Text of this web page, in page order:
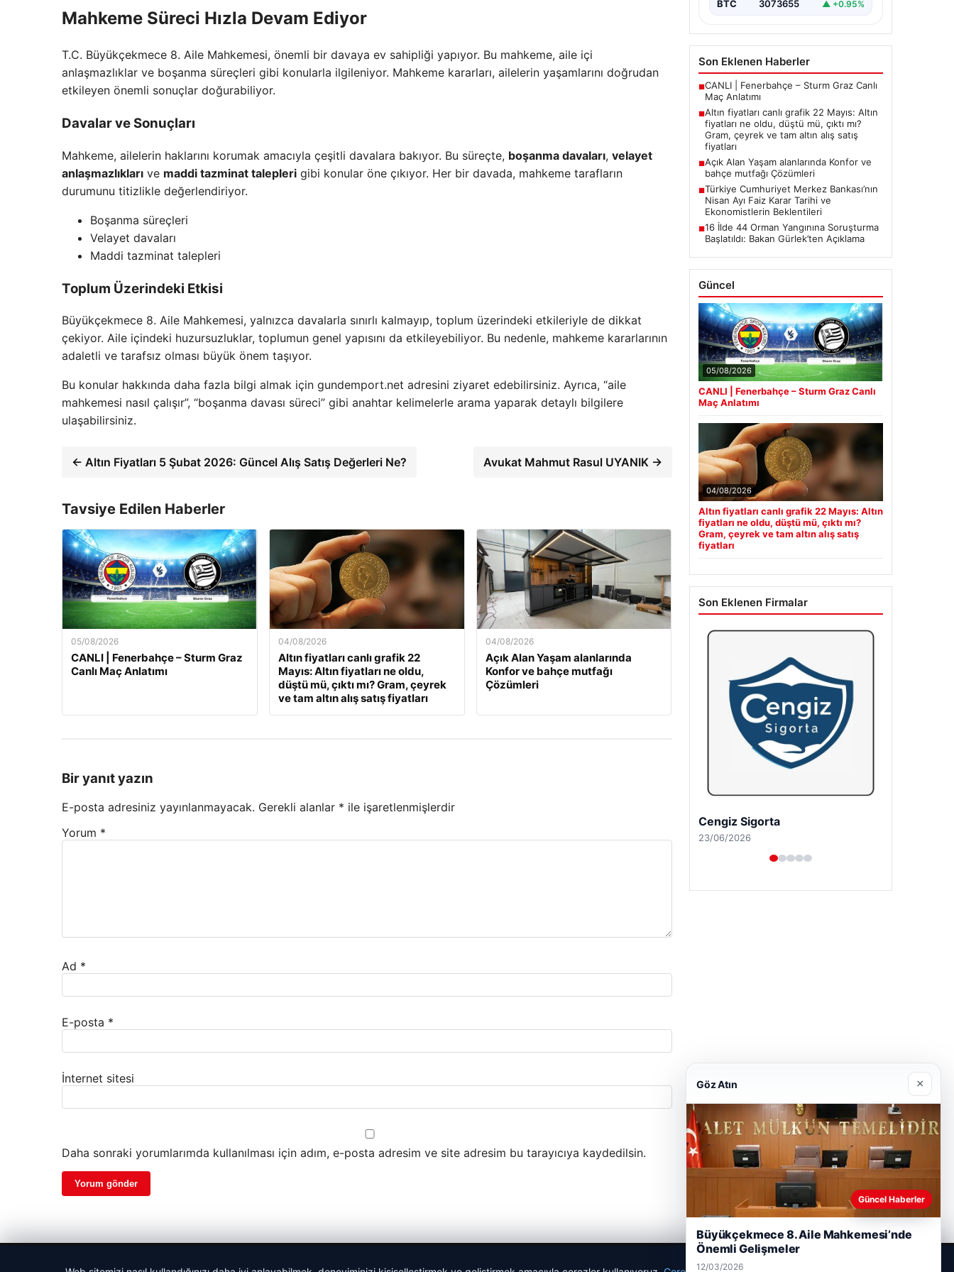
Mahkeme Süreci Hızla Devam Ediyor
T.C. Büyükçekmece 8. Aile Mahkemesi, önemli bir davaya ev sahipliği yapıyor. Bu mahkeme, aile içi
anlaşmazlıklar ve boşanma süreçleri gibi konularla ilgileniyor. Mahkeme kararları, ailelerin yaşamlarını doğrudan
etkileyen önemli sonuçlar doğurabiliyor.
Davalar ve Sonuçları
Mahkeme, ailelerin haklarını korumak amacıyla çeşitli davalara bakıyor. Bu süreçte, boşanma davaları, velayet
anlaşmazlıkları ve maddi tazminat talepleri gibi konular öne çıkıyor. Her bir davada, mahkeme tarafların
durumunu titizlikle değerlendiriyor.
Boşanma süreçleri
Velayet davaları
Maddi tazminat talepleri
Toplum Üzerindeki Etkisi
Büyükçekmece 8. Aile Mahkemesi, yalnızca davalarla sınırlı kalmayıp, toplum üzerindeki etkileriyle de dikkat
çekiyor. Aile içindeki huzursuzluklar, toplumun genel yapısını da etkileyebiliyor. Bu nedenle, mahkeme kararlarının
adaletli ve tarafsız olması büyük önem taşıyor.
Bu konular hakkında daha fazla bilgi almak için gundemport.net adresini ziyaret edebilirsiniz. Ayrıca, “aile
mahkemesi nasıl çalışır”, “boşanma davası süreci” gibi anahtar kelimelerle arama yaparak detaylı bilgilere
ulaşabilirsiniz.
← Altın Fiyatları 5 Şubat 2026: Güncel Alış Satış Değerleri Ne? Avukat Mahmut Rasul UYANIK →
Tavsiye Edilen Haberler
05/08/2026
CANLI | Fenerbahçe – Sturm Graz
Canlı Maç Anlatımı
04/08/2026
Altın fiyatları canlı grafik 22
Mayıs: Altın fiyatları ne oldu,
düştü mü, çıktı mı? Gram, çeyrek
ve tam altın alış satış fiyatları
04/08/2026
Açık Alan Yaşam alanlarında
Konfor ve bahçe mutfağı
Çözümleri
Bir yanıt yazın
E-posta adresiniz yayınlanmayacak. Gerekli alanlar * ile işaretlenmişlerdir
Yorum *
Ad *
E-posta *
İnternet sitesi
Daha sonraki yorumlarımda kullanılması için adım, e-posta adresim ve site adresim bu tarayıcıya kaydedilsin.
BTC 3073655 ▲ +0.95%
Son Eklenen Haberler
■CANLI | Fenerbahçe – Sturm Graz Canlı
Maç Anlatımı
■Altın fiyatları canlı grafik 22 Mayıs: Altın
fiyatları ne oldu, düştü mü, çıktı mı?
Gram, çeyrek ve tam altın alış satış
fiyatları
■Açık Alan Yaşam alanlarında Konfor ve
bahçe mutfağı Çözümleri
■Türkiye Cumhuriyet Merkez Bankası’nın
Nisan Ayı Faiz Karar Tarihi ve
Ekonomistlerin Beklentileri
■16 İlde 44 Orman Yangınına Soruşturma
Başlatıldı: Bakan Gürlek’ten Açıklama
Güncel
05/08/2026
CANLI | Fenerbahçe – Sturm Graz Canlı
Maç Anlatımı
04/08/2026
Altın fiyatları canlı grafik 22 Mayıs: Altın
fiyatları ne oldu, düştü mü, çıktı mı?
Gram, çeyrek ve tam altın alış satış
fiyatları
Son Eklenen Firmalar
Hastaş Beton
26/05/2026
Göz Atın ×
Güncel Haberler
Büyükçekmece 8. Aile Mahkemesi’nde
Önemli Gelişmeler
12/03/2026